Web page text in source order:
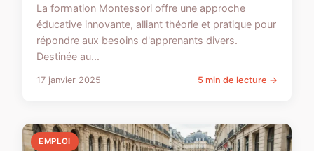
La formation Montessori offre une approche
éducative innovante, alliant théorie et pratique pour
répondre aux besoins d'apprenants divers.
Destinée au...
17 janvier 2025 5 min de lecture →
EMPLOI